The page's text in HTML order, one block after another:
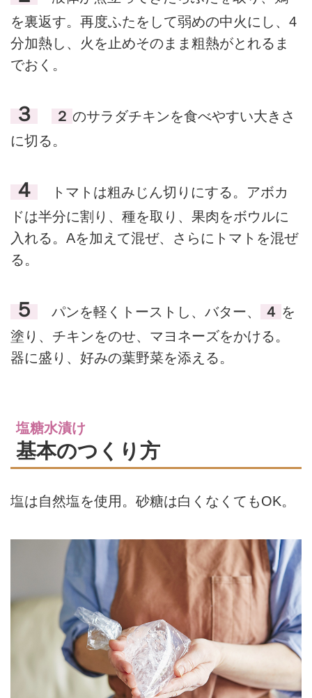
を裏返す。再度ふたをして弱めの中火にし、4
分加熱し、火を止めそのまま粗熱がとれるま
でおく。
３ ２ のサラダチキンを食べやすい大きさ
に切る。
４
トマトは粗みじん切りにする。アボカ
ドは半分に割り、種を取り、果肉をボウルに
入れる。Aを加えて混ぜ、さらにトマトを混ぜ
る。
５ パンを軽くトーストし、バター、 ４ を
塗り、チキンをのせ、マヨネーズをかける。
器に盛り、好みの葉野菜を添える。
塩糖水漬け
基本のつくり方
塩は自然塩を使用。砂糖は白くなくてもOK。